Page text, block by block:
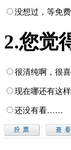
没想过，等免费
2.您觉
很清纯啊，很喜
现在哪还有这
还没有看……